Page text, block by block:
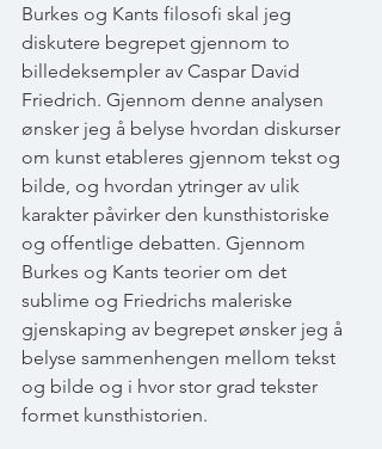
Burkes og Kants filosofi skal jeg
diskutere begrepet gjennom to
billedeksempler av Caspar David
Friedrich. Gjennom denne analysen
ønsker jeg å belyse hvordan diskurser
om kunst etableres gjennom tekst og
bilde, og hvordan ytringer av ulik
karakter påvirker den kunsthistoriske
og offentlige debatten. Gjennom
Burkes og Kants teorier om det
sublime og Friedrichs maleriske
gjenskaping av begrepet ønsker jeg å
belyse sammenhengen mellom tekst
og bilde og i hvor stor grad tekster
formet kunsthistorien.